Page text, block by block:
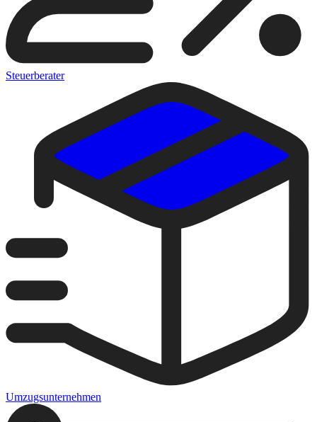
Steuerberater
Umzugsunternehmen